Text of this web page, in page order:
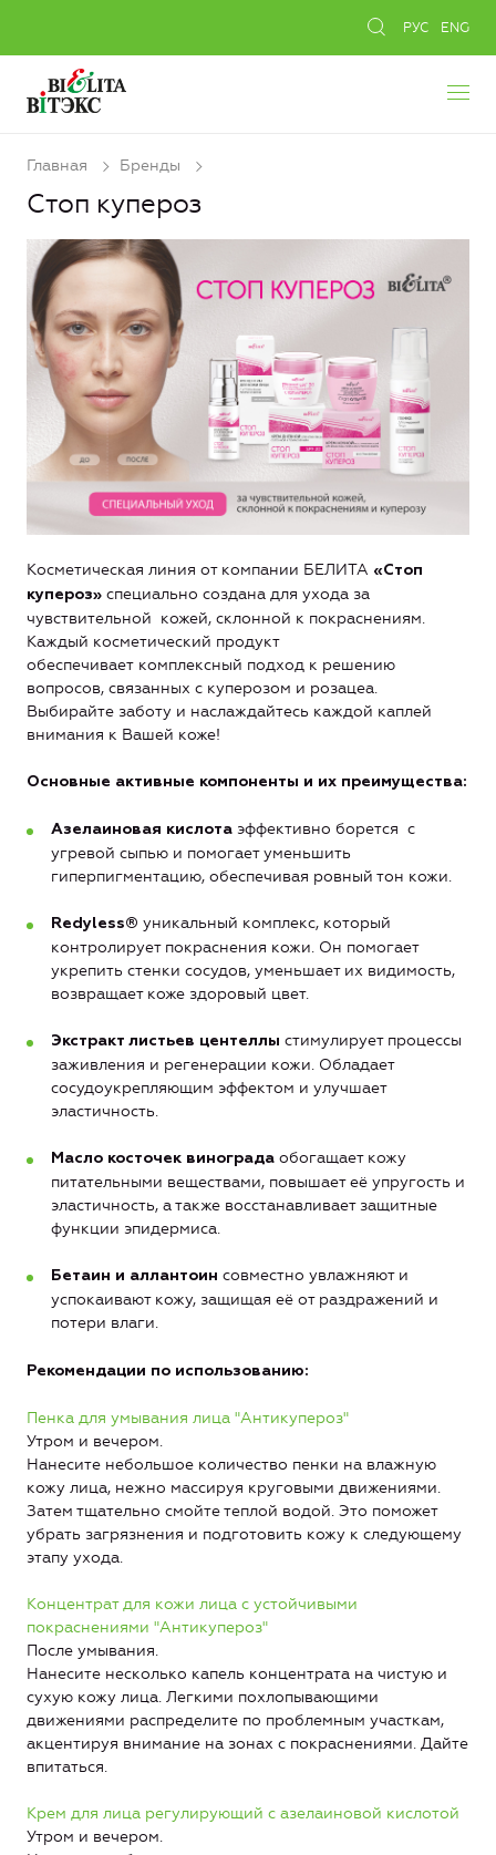
РУС ENG
Главная Бренды
Стоп купероз
Косметическая линия от компании БЕЛИТА «Стоп
купероз» специально создана для ухода за
чувствительной кожей, склонной к покраснениям.
Каждый косметический продукт
обеспечивает комплексный подход к решению
вопросов, связанных с куперозом и розацеа.
Выбирайте заботу и наслаждайтесь каждой каплей
внимания к Вашей коже!
Основные активные компоненты и их преимущества:
Азелаиновая кислота эффективно борется с
угревой сыпью и помогает уменьшить
гиперпигментацию, обеспечивая ровный тон кожи.
Redyless® уникальный комплекс, который
контролирует покраснения кожи. Он помогает
укрепить стенки сосудов, уменьшает их видимость,
возвращает коже здоровый цвет.
Экстракт листьев центеллы стимулирует процессы
заживления и регенерации кожи. Обладает
сосудоукрепляющим эффектом и улучшает
эластичность.
Масло косточек винограда обогащает кожу
питательными веществами, повышает её упругость и
эластичность, а также восстанавливает защитные
функции эпидермиса.
Бетаин и аллантоин совместно увлажняют и
успокаивают кожу, защищая её от раздражений и
потери влаги.
Рекомендации по использованию:
Пенка для умывания лица "Антикупероз"
Утром и вечером.
Нанесите небольшое количество пенки на влажную
кожу лица, нежно массируя круговыми движениями.
Затем тщательно смойте теплой водой. Это поможет
убрать загрязнения и подготовить кожу к следующему
этапу ухода.
Концентрат для кожи лица с устойчивыми
покраснениями "Антикупероз"
После умывания.
Нанесите несколько капель концентрата на чистую и
сухую кожу лица. Легкими похлопывающими
движениями распределите по проблемным участкам,
акцентируя внимание на зонах с покраснениями. Дайте
впитаться.
Крем для лица регулирующий с азелаиновой кислотой
Утром и вечером.